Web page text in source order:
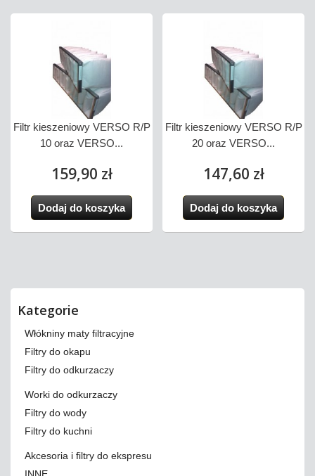
Filtr kieszeniowy VERSO R/P
10 oraz VERSO...
159,90 zł
Dodaj do koszyka
Filtr kieszeniowy VERSO R/P
20 oraz VERSO...
147,60 zł
Dodaj do koszyka
Kategorie
Włókniny maty filtracyjne
Filtry do okapu
Filtry do odkurzaczy
Worki do odkurzaczy
Filtry do wody
Filtry do kuchni
Akcesoria i filtry do ekspresu
INNE